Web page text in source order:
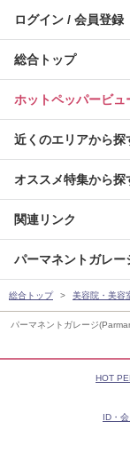
パーマネントガレージ
ログイン / 会員登録
総合トップ
ホットペッパービ
近くのエリアから探
オススメ特集から探
関連リンク
パーマネントガレ
総合トップ 美容院・美容
HOT
ID・